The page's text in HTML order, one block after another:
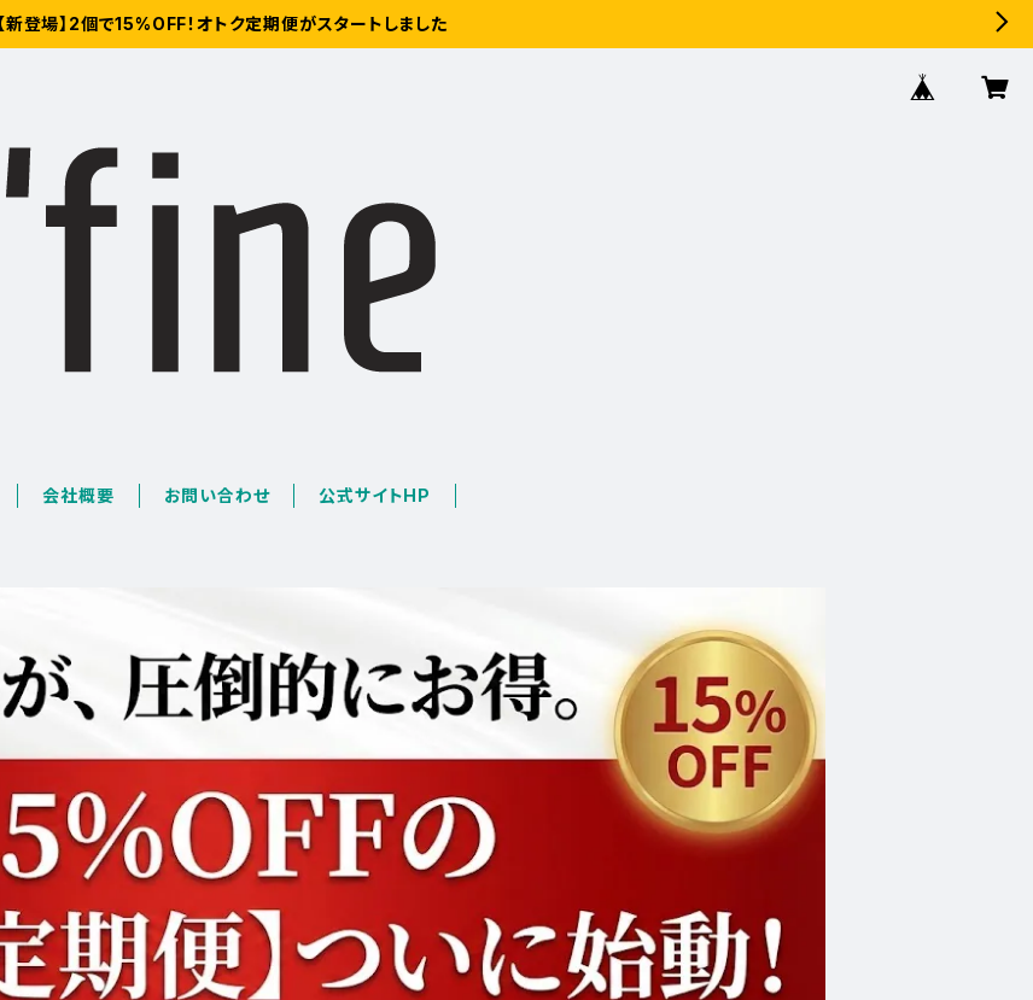
【新登場】2個で15%OFF！オトク定期便がスタートしました
会社概要 お問い合わせ 公式サイトHP